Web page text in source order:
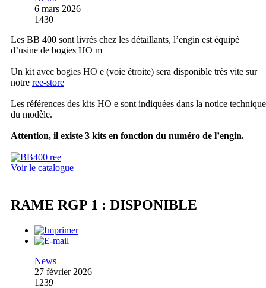
6 mars 2026
1430
Les BB 400 sont livrés chez les détaillants, l’engin est équipé
d’usine de bogies HO m
Un kit avec bogies HO e (voie étroite) sera disponible très vite sur
notre ree-store
Les références des kits HO e sont indiquées dans la notice technique
du modèle.
Attention, il existe 3 kits en fonction du numéro de l’engin.
Voir le catalogue
RAME RGP 1 : DISPONIBLE
News
27 février 2026
1239